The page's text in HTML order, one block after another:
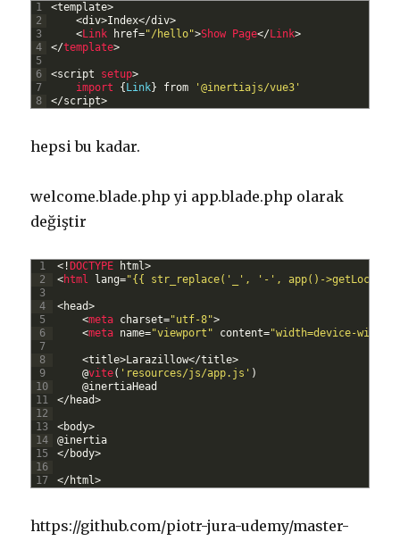
1
2
3
4
5
6
7
8
<template>
<div>Index</div>
<Link href="/hello">Show Page</Link>
</template>
<script setup>
import
{ Link} from
'@inertiajs/vue3'
</script>
hepsi bu kadar.
welcome.blade.php yi app.blade.php olarak
değiştir
1
2
3
4
5
6
7
8
9
10
11
12
13
14
15
16
17
< ! DOCTYPE html>
<html lang="{{ str_replace('_', '-', app()-
<head>
<meta charset="utf-8">
<meta name="viewport" content="width=device-
<title>Larazillow</title>
@vite( 'resources/js/app.js' )
@inertiaHead
</head>
<body>
@inertia
</body>
</html>
https://github.com/piotr-jura-udemy/master-